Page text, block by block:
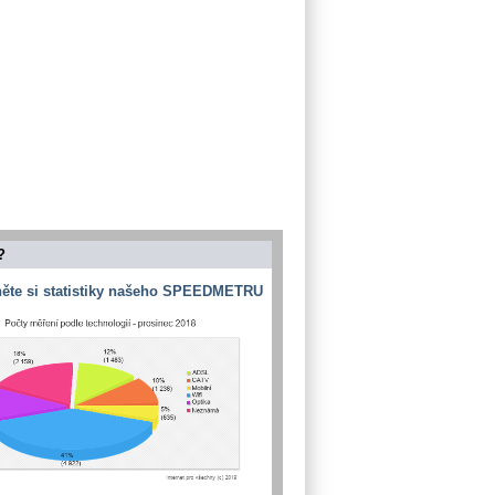
si statistiky našeho SPEEDMETRU